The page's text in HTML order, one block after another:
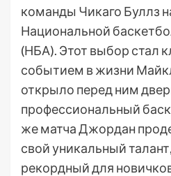
команды Чикаго Буллз
Национальной
(НБА). Этот выбор стал
событием в жизни
открыло перед ним
профессиональный
же матча Джордан
свой уникальный
рекордный для